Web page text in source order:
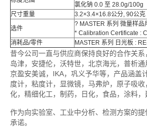
氯化钠 0.0 至 28.0g/100g
尺寸重量
3.2×3.4×16.8公分, 90公克
选件
? MASTER 系列 微量样
* Calibration Certificate :
消耗品/零件
MASTER 系列 日光板 :
昔今公司一直与供应商保持良好的合作关
岛津，安捷伦，沃特世，北京海光，普析
京盈安美诚，IKA，巩义予华等，产品涵盖
度计，粘度计，显微镜，马弗炉，原子吸
化，精细化工，制药，日化，食品，涂料
作为向实验室、工业中分析、检测方案的
承诺。